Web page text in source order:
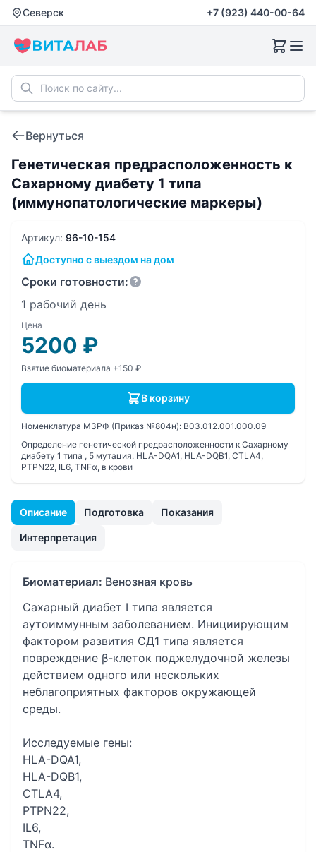
Северск +7 (923) 440-00-64
Вернуться
Генетическая предрасположенность к
Сахарному диабету 1 типа
(иммунопатологические маркеры)
Описание Подготовка Показания
Интерпретация
Биоматериал: Венозная кровь
Сахарный диабет I типа является
аутоиммунным заболеванием. Инициирующим
фактором развития СД1 типа является
повреждение β-клеток поджелудочной железы
действием одного или нескольких
неблагоприятных факторов окружающей
среды.
Исследуемые гены:
HLA-DQA1,
HLA-DQB1,
CTLA4,
PTPN22,
IL6,
TNFα.
Артикул: 96-10-154
Доступно с выездом на дом
Сроки готовности:
1 рабочий день
Цена
5200 ₽
Взятие биоматериала +150 ₽
В корзину
Номенклатура МЗРФ (Приказ №804н): B03.012.001.000.09
Определение генетической предрасположенности к Сахарному
диабету 1 типа , 5 мутация: HLA-DQA1, HLA-DQB1, CTLA4,
PTPN22, IL6, TNFα, в крови